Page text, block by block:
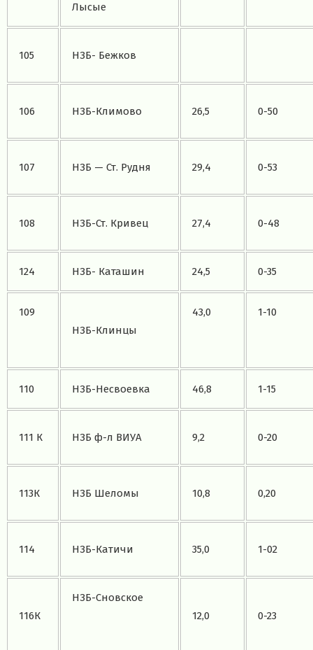
Лысые
105 НЗБ- Бежков
106 НЗБ-Климово 26,5 0-50
107 НЗБ — Ст. Рудня 29,4 0-53
108 НЗБ-Ст. Кривец 27,4 0-48
124 НЗБ- Каташин 24,5 0-35
109
НЗБ-Клинцы
43,0 1-10
110 НЗБ-Несвоевка 46,8 1-15
111 К НЗБ ф-л ВИУА 9,2 0-20
113К НЗБ Шеломы 10,8 0,20
114 НЗБ-Катичи 35,0 1-02
116К
НЗБ-Сновское
12,0
0-23